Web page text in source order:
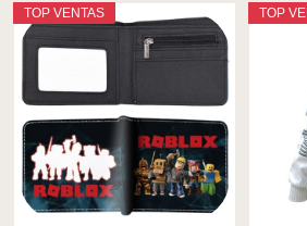
TOP VENTAS TOP